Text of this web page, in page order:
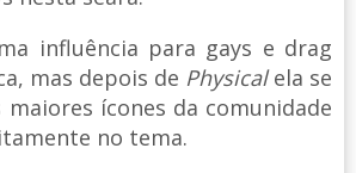
influência para gays e drag
mas depois de Physicalela se
ícones da comunidade
no tema.